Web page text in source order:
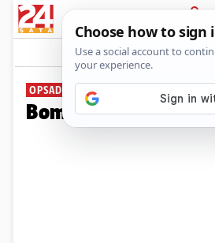
PRIJAVA
Galerija
OPSADNO STANJE
Bombe zatvorile